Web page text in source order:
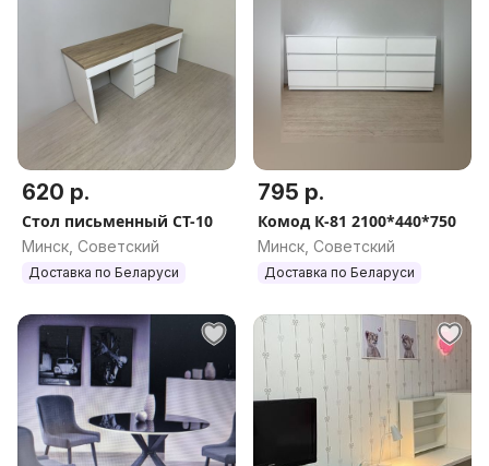
620 р.
Стол письменный СТ-10
Минск, Советский
Доставка по Беларуси
795 р.
Комод К-81 2100*440*750
Минск, Советский
Доставка по Беларуси